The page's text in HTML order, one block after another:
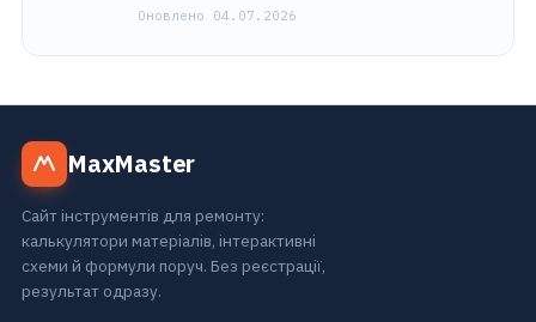
Оновлено 04.07.2026
MaxMaster
Сайт інструментів для ремонту:
калькулятори матеріалів, інтерактивні
схеми й формули поруч. Без реєстрації,
результат одразу.